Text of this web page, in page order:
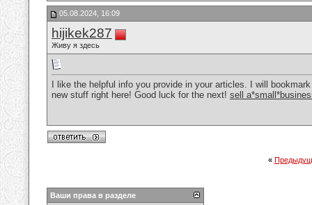
05.08.2024, 16:09
hijikek287
Живу я здесь
I like the helpful info you provide in your articles. I will
new stuff right here! Good luck for the next! sell
«
Ваши права в разделе